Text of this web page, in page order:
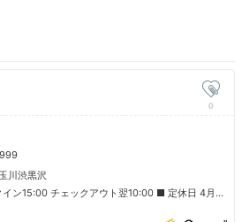
0
川渋黒沢
チェックアウト翌10:00 ■ 定休日 4月1